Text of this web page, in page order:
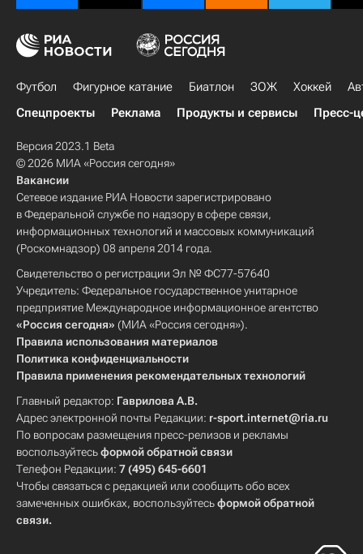
Футбол Фигурное катание Биатлон ЗОЖ Хоккей
Спецпроекты
Реклама Продукты и сервисы Пресс-
Версия 2023.1 Beta
© 2026 МИА «Россия сегодня»
Вакансии
Сетевое издание РИА Новости зарегистрировано
в Федеральной службе по надзору в сфере связи,
информационных технологий и массовых коммуникаций
(Роскомнадзор) 08 апреля 2014 года.
Свидетельство о регистрации Эл № ФС77-57640
Учредитель: Федеральное государственное унитарное
предприятие Международное информационное агентство
«Россия сегодня» (МИА «Россия сегодня»).
Правила использования материалов
Политика конфиденциальности
Правила применения рекомендательных технологий
Главный редактор: Гаврилова А.В.
Адрес электронной почты Редакции: r-sport.internet@ria.ru
По вопросам размещения пресс-релизов и рекламы
воспользуйтесьформой обратной связи
Телефон Редакции: 7 (495) 645-6601
Чтобы связаться с редакцией или сообщить обо всех
замеченных ошибках, воспользуйтесьформой обратной
связи.